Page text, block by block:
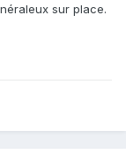
sur place.